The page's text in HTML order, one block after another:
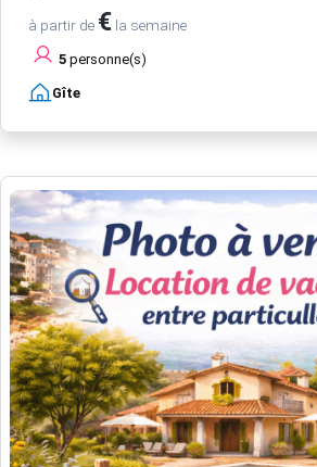
à partir de € la semaine
5 personne(s)
Gîte